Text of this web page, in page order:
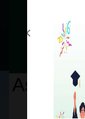
chevron_leftPrevious